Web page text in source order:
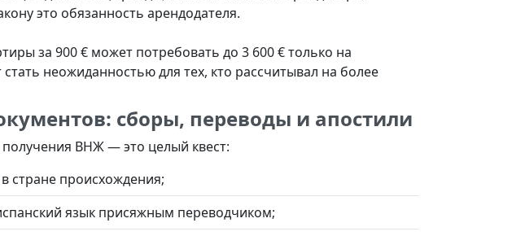
это обязанность арендодателя.
за 900 € может потребовать до 3 600 € только на
неожиданностью для тех, кто рассчитывал на более
сборы, переводы и апостили
получения ВНЖ — это целый квест:
в стране происхождения;
язык присяжным переводчиком;